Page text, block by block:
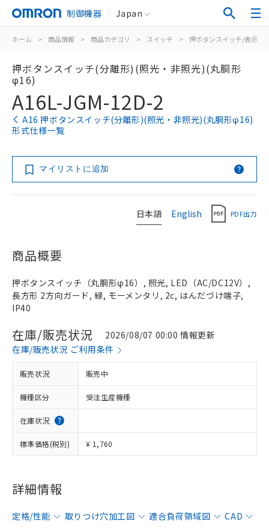
制御機器 Japan
ホーム > 商品情報 > 商品カテゴリ > スイッチ > 押ボタンスイッチ/表示灯
押ボタンスイッチ(分離形)(照光・非照光)(丸胴形
φ16)
A16L-JGM-12D-2
A16 押ボタンスイッチ(分離形)(照光・非照光)(丸胴形φ16)
形式仕様一覧
マイリストに追加
日本語 English PDF出力
商品概要
押ボタンスイッチ（丸胴形φ16）, 照光, LED（AC/DC12V）,
長方形 2方向ガード, 緑, モーメンタリ, 2c, はんだづけ端子,
IP40
在庫/販売状況
2026/08/07 00:00 情報更新
在庫/販売状況 ご利用条件
販売状況 販売中
機種区分 受注生産機種
在庫状況
標準価格(税別) ¥ 1,760
詳細情報
定格/性能 取りつけ穴加工図 適合負荷領域図
CAD